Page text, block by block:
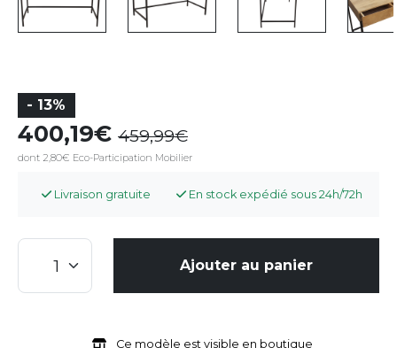
- 13%
400,19 459,99
dont 2,80€ Eco-Participation Mobilier
Livraison gratuite En stock expédié sous 24h/72h
Ajouter au panier
Ce modèle est visible en boutique